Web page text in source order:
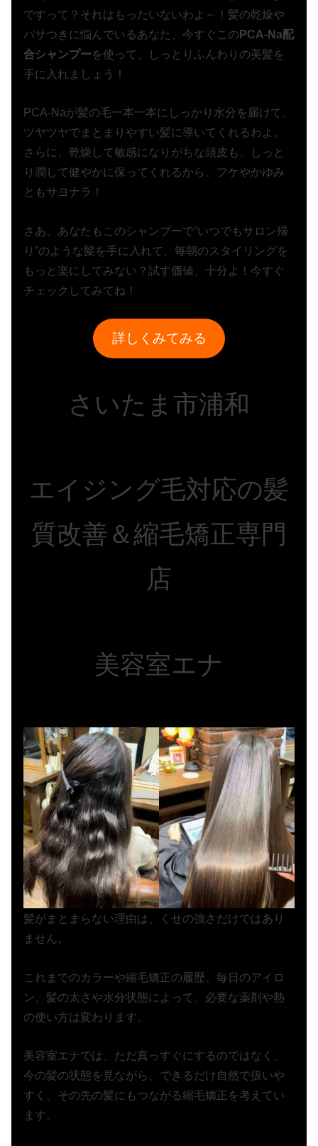
ですって？それはもったいないわよ～！髪の乾燥や
パサつきに悩んでいるあなた、今すぐこのPCA-Na配
合シャンプーを使って、しっとりふんわりの美髪を
手に入れましょう！
PCA-Naが髪の毛一本一本にしっかり水分を届けて、
ツヤツヤでまとまりやすい髪に導いてくれるわよ。
さらに、乾燥して敏感になりがちな頭皮も、しっと
り潤して健やかに保ってくれるから、フケやかゆみ
ともサヨナラ！
さあ、あなたもこのシャンプーで“いつでもサロン帰
り”のような髪を手に入れて、毎朝のスタイリングを
もっと楽にしてみない？試す価値、十分よ！今すぐ
チェックしてみてね！
詳しくみてみる
さいたま市浦和
エイジング毛対応の髪
質改善＆縮毛矯正専門
店
美容室エナ
髪がまとまらない理由は、くせの強さだけではあり
ません。
これまでのカラーや縮毛矯正の履歴、毎日のアイロ
ン、髪の太さや水分状態によって、必要な薬剤や熱
の使い方は変わります。
美容室エナでは、ただ真っすぐにするのではなく、
今の髪の状態を見ながら、できるだけ自然で扱いや
すく、その先の髪にもつながる縮毛矯正を考えてい
ます。